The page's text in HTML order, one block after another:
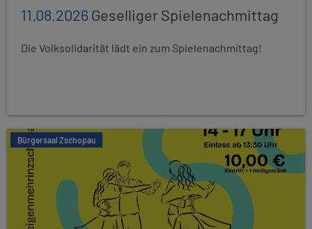
11.08.2026Geselliger Spielenachmittag
Die Volksolidarität lädt ein zum Spielenachmittag!
Bürgersaal Zschopau